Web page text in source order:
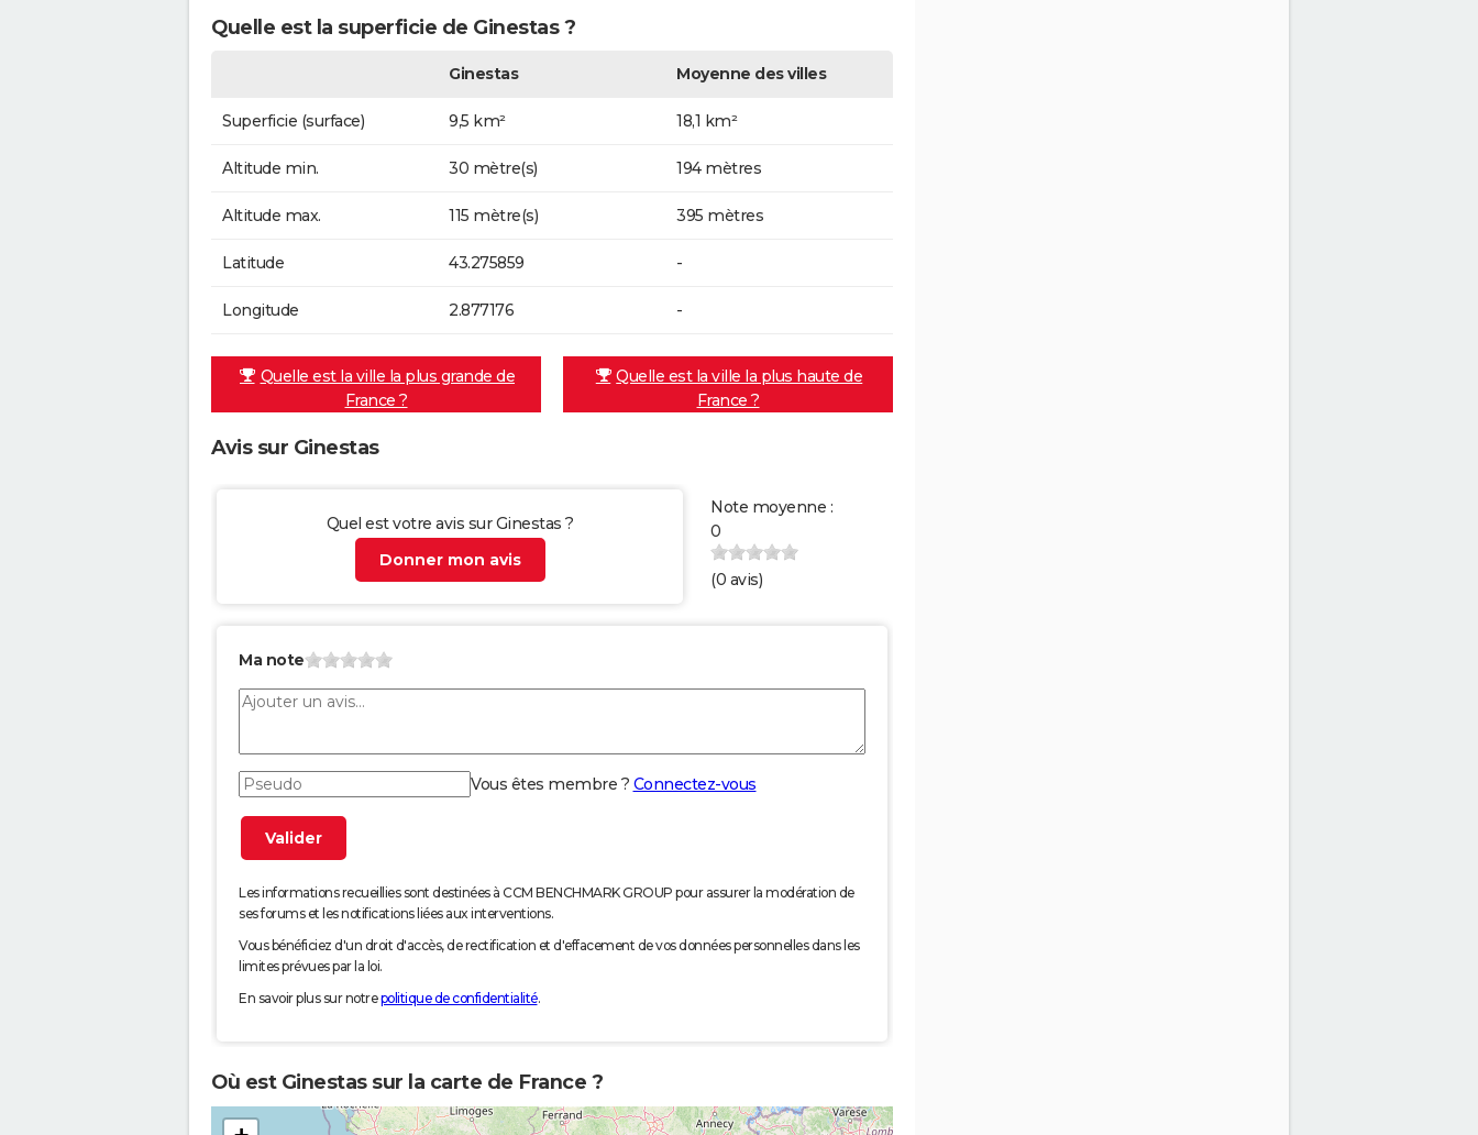
Quelle est la superficie de Ginestas ?
Ginestas Moyenne des villes
Superficie (surface) 9,5 km² 18,1 km²
Altitude min. 30 mètre(s) 194 mètres
Altitude max. 115 mètre(s) 395 mètres
Latitude 43.275859 -
Longitude 2.877176 -
Quelle est la ville la plus grande de
France ?
Quelle est la ville la plus haute de
France ?
Avis sur Ginestas
Quel est votre avis sur Ginestas ?
Donner mon avis
Note moyenne :
0
(0 avis)
Ma note
Vous êtes membre ? Connectez-vous
Les informations recueillies sont destinées à CCM BENCHMARK GROUP pour assurer la modération de
ses forums et les notifications liées aux interventions.
Vous bénéficiez d'un droit d'accès, de rectification et d'effacement de vos données personnelles dans les
limites prévues par la loi.
En savoir plus sur notrepolitique de confidentialité.
Où est Ginestas sur la carte de France ?